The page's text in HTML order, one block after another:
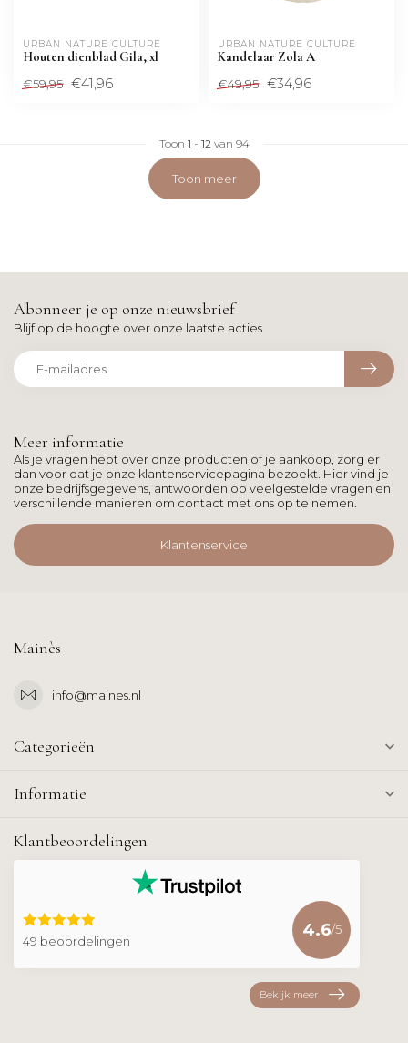
URBAN NATURE CULTURE
Houten dienblad Gila, xl
€59,95 €41,96
URBAN NATURE CULTURE
Kandelaar Zola A
€49,95 €34,96
Toon 1 - 12 van 94
Toon meer
Meer informatie
Als je vragen hebt over onze producten of je aankoop, zorg er
dan voor dat je onze klantenservicepagina bezoekt. Hier vind je
onze bedrijfsgegevens, antwoorden op veelgestelde vragen en
verschillende manieren om contact met ons op te nemen.
Klantenservice
Abonneer je op onze nieuwsbrief
Blijf op de hoogte over onze laatste acties
Mainès
info@maines.nl
Categorieën
Informatie
Klantbeoordelingen
49 beoordelingen
4.6/5
Bekijk meer